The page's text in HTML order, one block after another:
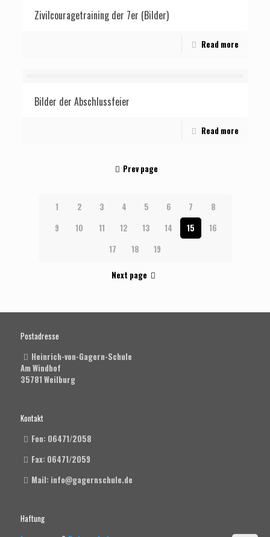
Zivilcouragetraining der 7er (Bilder)
Read more
Bilder der Abschlussfeier
Read more
Prev page
1 2 3 4 5 6 7
8
9
10 11 12 13 14 15
16
17
18 19
Next page
Postadresse
Heinrich-von-Gagern-Schule
Am Windhof
35781 Weilburg
Kontakt
Fon: 06471/2058
Fax: 06471/2059
Mail: info@gagernschule.de
Haftung